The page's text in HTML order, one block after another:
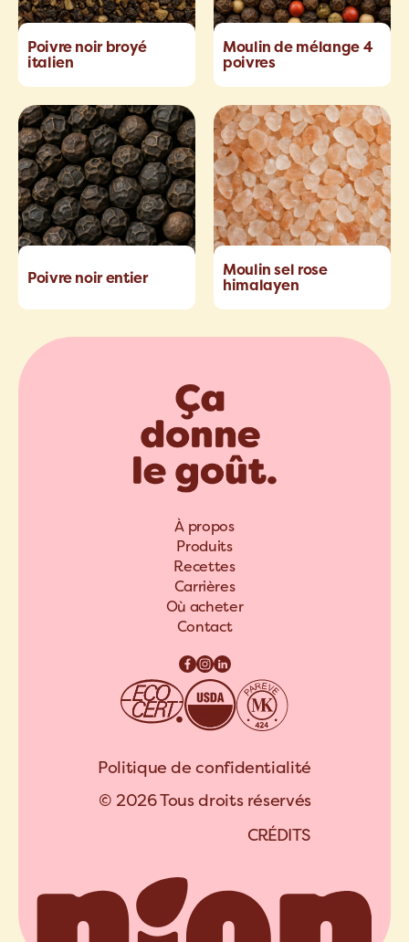
Poivre noir broyé
italien
Moulin de mélange 4
poivres
Poivre noir entier
Moulin sel rose
himalayen
À propos
Produits
Recettes
Carrières
Où acheter
Contact
Politique de confidentialité
© 2026 Tous droits réservés
CRÉDITS